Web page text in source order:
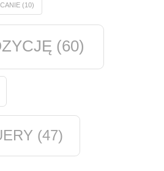
(10)
(60)
(47)